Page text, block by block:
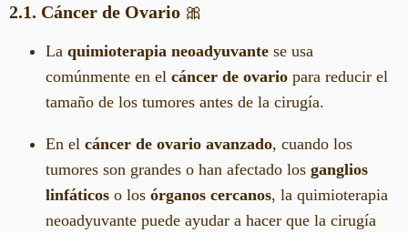
2.1. Cáncer de Ovario 🎀
La quimioterapia neoadyuvante se usa
comúnmente en el cáncer de ovario para reducir el
tamaño de los tumores antes de la cirugía.
En el cáncer de ovario avanzado, cuando los
tumores son grandes o han afectado los ganglios
linfáticos o los órganos cercanos, la quimioterapia
neoadyuvante puede ayudar a hacer que la cirugía